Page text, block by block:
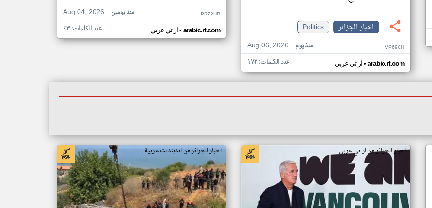
اخبار الجزائر
Politics
Aug 06, 2026
منذ يوم VP69CH
ار تي عربي• arabic.rt.com عدد الكلمات: ١٧٢
Aug 04, 2026
منذ يومين PR72HR
ار تي عربي• arabic.rt.com عدد الكلمات: ٤٣
اخبار الجزائر من ار تي عربي اخبار الجزائر من اندبندنت عربية